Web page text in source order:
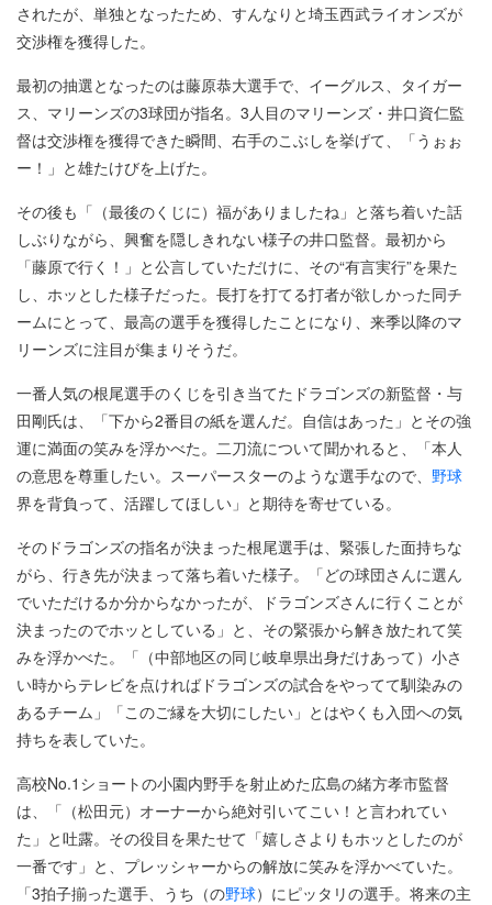
されたが、単独となったため、すんなりと埼玉西武ライオンズが
交渉権を獲得した。
最初の抽選となったのは藤原恭大選手で、イーグルス、タイガー
ス、マリーンズの3球団が指名。3人目のマリーンズ・井口資仁監
督は交渉権を獲得できた瞬間、右手のこぶしを挙げて、「うぉぉ
ー！」と雄たけびを上げた。
その後も「（最後のくじに）福がありましたね」と落ち着いた話
しぶりながら、興奮を隠しきれない様子の井口監督。最初から
「藤原で行く！」と公言していただけに、その“有言実行”を果た
し、ホッとした様子だった。長打を打てる打者が欲しかった同チ
ームにとって、最高の選手を獲得したことになり、来季以降のマ
リーンズに注目が集まりそうだ。
一番人気の根尾選手のくじを引き当てたドラゴンズの新監督・与
田剛氏は、「下から2番目の紙を選んだ。自信はあった」とその強
運に満面の笑みを浮かべた。二刀流について聞かれると、「本人
の意思を尊重したい。スーパースターのような選手なので、 野球
界を背負って、活躍してほしい」と期待を寄せている。
そのドラゴンズの指名が決まった根尾選手は、緊張した面持ちな
がら、行き先が決まって落ち着いた様子。「どの球団さんに選ん
でいただけるか分からなかったが、ドラゴンズさんに行くことが
決まったのでホッとしている」と、その緊張から解き放たれて笑
みを浮かべた。「（中部地区の同じ岐阜県出身だけあって）小さ
い時からテレビを点ければドラゴンズの試合をやってて馴染みの
あるチーム」「このご縁を大切にしたい」とはやくも入団への気
持ちを表していた。
高校No.1ショートの小園内野手を射止めた広島の緒方孝市監督
は、「（松田元）オーナーから絶対引いてこい！と言われてい
た」と吐露。その役目を果たせて「嬉しさよりもホッとしたのが
一番です」と、プレッシャーからの解放に笑みを浮かべていた。
「3拍子揃った選手、うち（の野球）にピッタリの選手。将来の主